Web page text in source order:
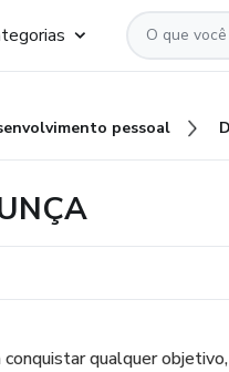
pessoal
conquistar qualquer